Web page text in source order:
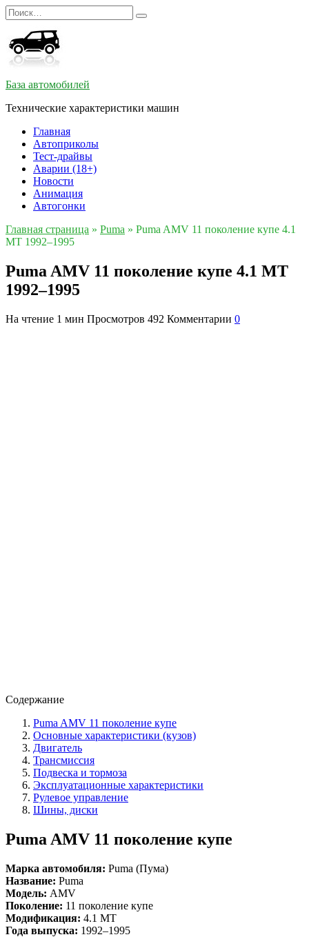
Перейти
к
содержанию
Search
for:
База автомобилей
Технические характеристики машин
Главная
Автоприколы
Тест-драйвы
Аварии (18+)
Новости
Анимация
Автогонки
Главная страница » Puma » Puma AMV 11 поколение купе 4.1
MT 1992–1995
Puma AMV 11 поколение купе 4.1 MT
1992–1995
На чтение 1 мин Просмотров 492 Комментарии 0
Содержание
Puma AMV 11 поколение купе
Основные характеристики (кузов)
Двигатель
Трансмиссия
Подвеска и тормоза
Эксплуатационные характеристики
Рулевое управление
Шины, диски
Puma AMV 11 поколение купе
Марка автомобиля: Puma (Пума)
Название: Puma
Модель: AMV
Поколение: 11 поколение купе
Модификация: 4.1 MT
Года выпуска: 1992–1995